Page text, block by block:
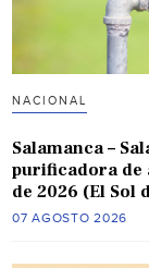
NACIONAL
Salamanca –
purificadora de
de 2026 (El Sol
07 AGOSTO 2026